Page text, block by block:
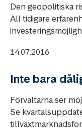
Den geopolitiska
All tidigare
14.07.2016
Inte bara
Förvaltarna ser
Se